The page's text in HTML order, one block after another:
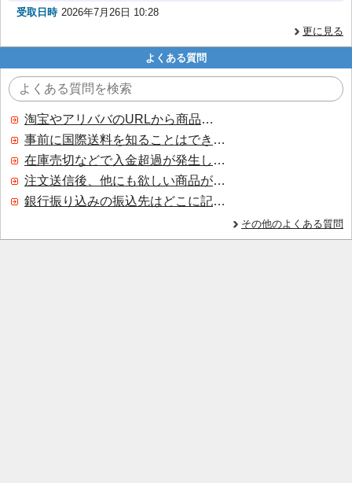
受取日時 2026年7月26日 10:28
更に見る
よくある質問
淘宝やアリババのURLから商品を探すことはできますか？
事前に国際送料を知ることはできますか？
在庫売切などで入金超過が発生した場合はいつ返金されますか？
注文送信後、他にも欲しい商品が見つかった場合、追加注文できますか？
銀行振り込みの振込先はどこに記載されていますか？
その他のよくある質問